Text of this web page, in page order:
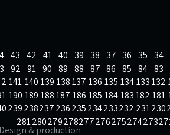
34
35
36
37
38
39
40
41
42
43
83
84
85
86
87
88
89
90
91
92
132
133
134
135
136
137
138
139
140
141
181
182
183
184
185
186
187
188
189
190
230
231
232
233
234
235
236
237
238
239
273
274
275
276
277
278
279
280
281
& production